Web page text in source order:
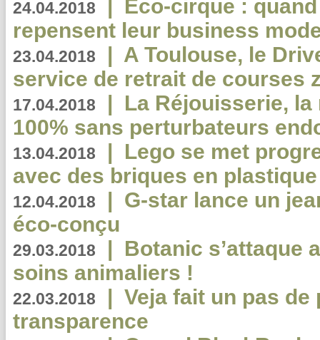
24.04.2018 | Eco-cirque :
repensent leur business
23.04.2018 | A Toulouse, le
service de retrait de courses
17.04.2018 | La Réjouisserie,
100% sans perturbateurs
13.04.2018 | Lego se met
avec des briques en
12.04.2018 | G-star lance un
éco-conçu
29.03.2018 | Botanic s’attaque
soins animaliers !
22.03.2018 | Veja fait un pas de
transparence